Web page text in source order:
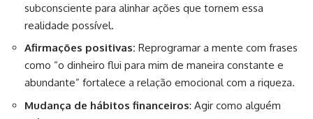
subconsciente para alinhar ações que tornem essa
realidade possível.
Afirmações positivas: Reprogramar a mente com frases
como “o dinheiro flui para mim de maneira constante e
abundante” fortalece a relação emocional com a riqueza.
Mudança de hábitos financeiros: Agir como alguém